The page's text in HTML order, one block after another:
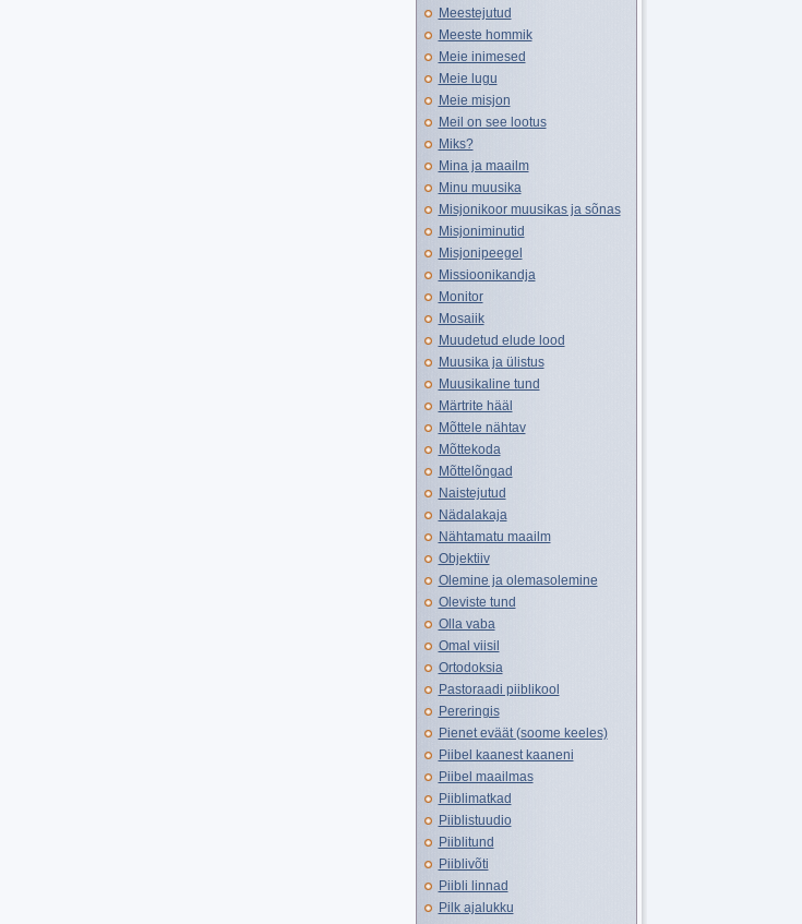
Meestejutud
Meeste hommik
Meie inimesed
Meie lugu
Meie misjon
Meil on see lootus
Miks?
Mina ja maailm
Minu muusika
Misjonikoor muusikas ja sõnas
Misjoniminutid
Misjonipeegel
Missioonikandja
Monitor
Mosaiik
Muudetud elude lood
Muusika ja ülistus
Muusikaline tund
Märtrite hääl
Mõttele nähtav
Mõttekoda
Mõttelõngad
Naistejutud
Nädalakaja
Nähtamatu maailm
Objektiiv
Olemine ja olemasolemine
Oleviste tund
Olla vaba
Omal viisil
Ortodoksia
Pastoraadi piiblikool
Pereringis
Pienet eväät (soome keeles)
Piibel kaanest kaaneni
Piibel maailmas
Piiblimatkad
Piiblistuudio
Piiblitund
Piiblivõti
Piibli linnad
Pilk ajalukku